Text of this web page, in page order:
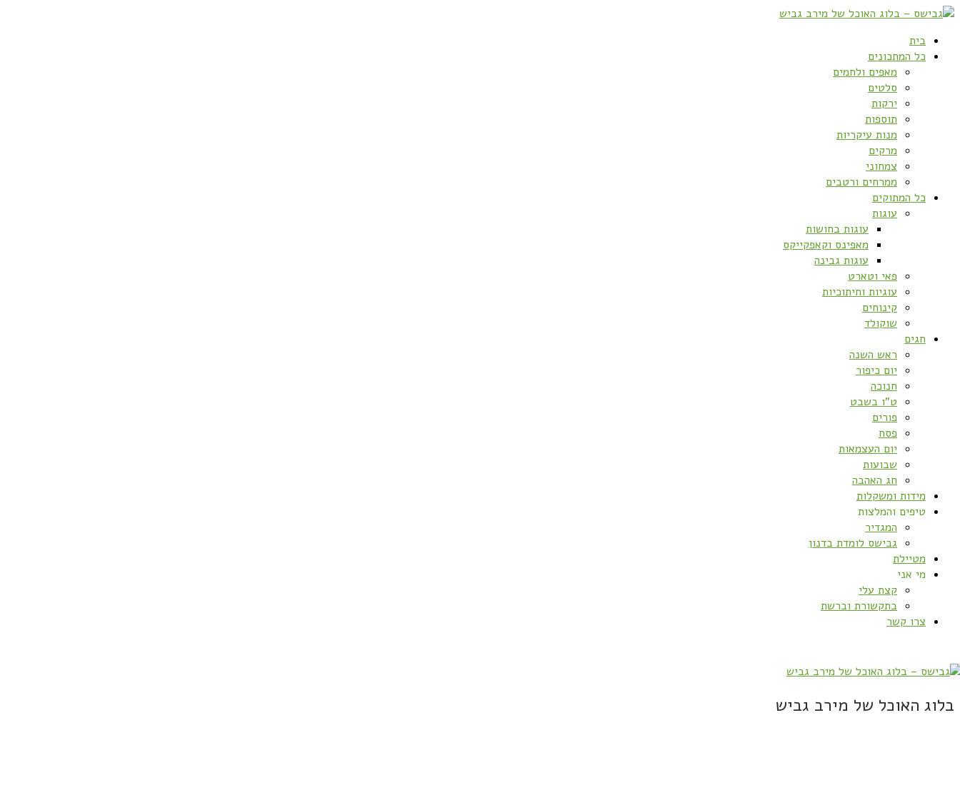
בית
כל המתכונים
מאפים ולחמים
סלטים
ירקות
תוספות
מנות עיקריות
מרקים
צמחוני
ממרחים ורטבים
כל המתוקים
עוגות
עוגות בחושות
מאפינס וקאפקייקס
עוגות גבינה
פאי וטארט
עוגיות וחיתוכיות
קינוחים
שוקולד
חגים
ראש השנה
יום כיפור
חנוכה
ט”ו בשבט
פורים
פסח
יום העצמאות
שבועות
חג האהבה
מידות ומשקלות
טיפים והמלצות
המגדיר
גבישס לומדת בדנון
מטיילת
מי אני
קצת עלי
בתקשורת וברשת
צרו קשר
בלוג האוכל של מירב גביש